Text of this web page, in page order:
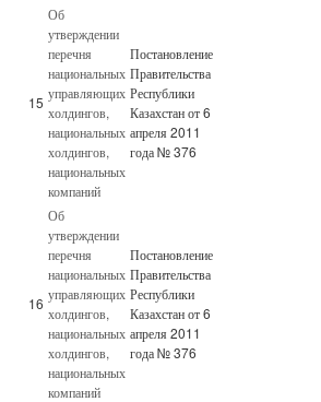
15
Об
утверждении
перечня
национальных
управляющих
холдингов,
национальных
холдингов,
национальных
компаний
Постановление
Правительства
Республики
Казахстан от 6
апреля 2011
года № 376
16
Об
утверждении
перечня
национальных
управляющих
холдингов,
национальных
холдингов,
национальных
компаний
Постановление
Правительства
Республики
Казахстан от 6
апреля 2011
года № 376